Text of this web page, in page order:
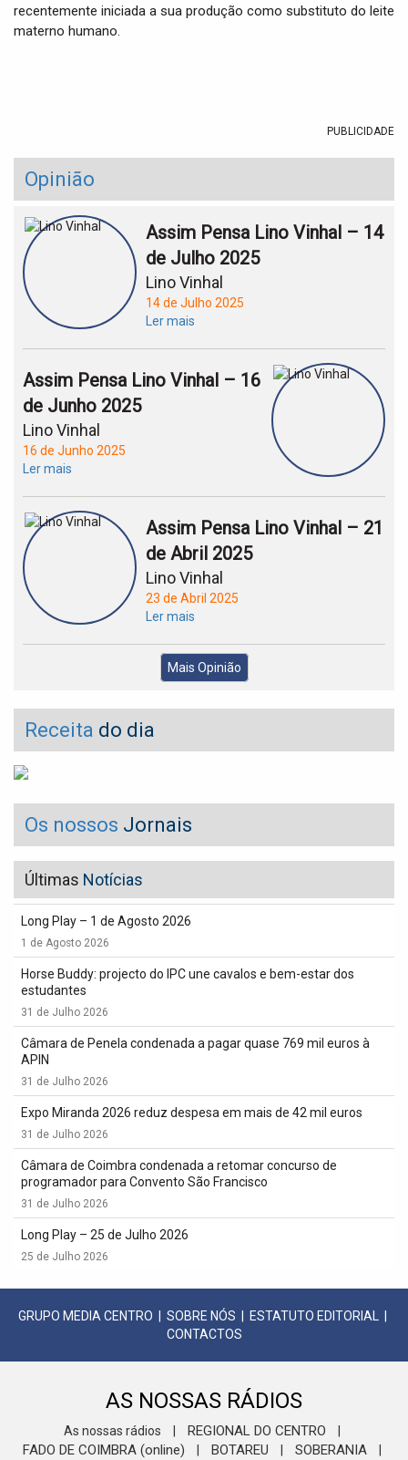
recentemente iniciada a sua produção como substituto do leite
materno humano.
PUBLICIDADE
Opinião
Assim Pensa Lino Vinhal – 14
de Julho 2025
Lino Vinhal
14 de Julho 2025
Ler mais
Assim Pensa Lino Vinhal – 16
de Junho 2025
Lino Vinhal
16 de Junho 2025
Ler mais
Assim Pensa Lino Vinhal – 21
de Abril 2025
Lino Vinhal
23 de Abril 2025
Ler mais
Mais Opinião
Receita do dia
Os nossos Jornais
Últimas Notícias
Long Play – 1 de Agosto 2026
1 de Agosto 2026
Horse Buddy: projecto do IPC une cavalos e bem-estar dos
estudantes
31 de Julho 2026
Câmara de Penela condenada a pagar quase 769 mil euros à
APIN
31 de Julho 2026
Expo Miranda 2026 reduz despesa em mais de 42 mil euros
31 de Julho 2026
Câmara de Coimbra condenada a retomar concurso de
programador para Convento São Francisco
31 de Julho 2026
Long Play – 25 de Julho 2026
25 de Julho 2026
GRUPO MEDIA CENTRO SOBRE NÓS ESTATUTO EDITORIAL
CONTACTOS
AS NOSSAS RÁDIOS
As nossas rádios REGIONAL DO CENTRO
FADO DE COIMBRA (online) BOTAREU SOBERANIA